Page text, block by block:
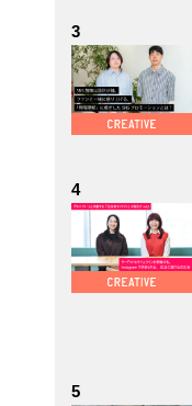
3
4
5